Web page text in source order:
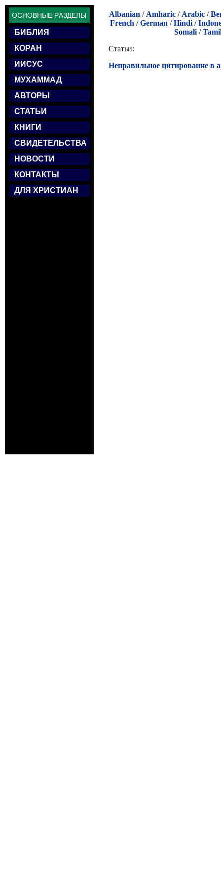
БИБЛИЯ
КОРАН
ИИСУС
МУХАММАД
АВТОРЫ
СТАТЬИ
КНИГИ
СВИДЕТЕЛЬСТВА
НОВОСТИ
КОНТАКТЫ
ДЛЯ ХРИСТИАН
Albanian / Amharic / Arabic /
French /German /Hindi /
Somali/
Статьи:
Неправильное цитирование в